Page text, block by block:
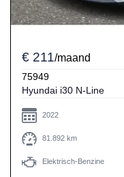
€ 211/maand
75949
Hyundai i30 N-Line
2022
81.892 km
Elektrisch-Benzine